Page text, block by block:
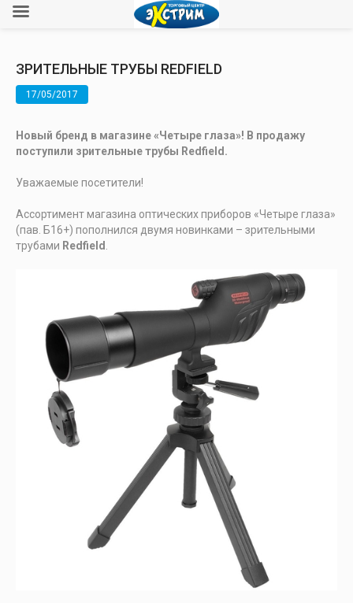
ЗРИТЕЛЬНЫЕ ТРУБЫ REDFIELD
17/05/2017
Новый бренд в магазине «Четыре глаза»! В продажу
поступили зрительные трубы Redfield.
Уважаемые посетители!
Ассортимент магазина оптических приборов «Четыре глаза»
(пав. Б16+) пополнился двумя новинками – зрительными
трубами Redfield